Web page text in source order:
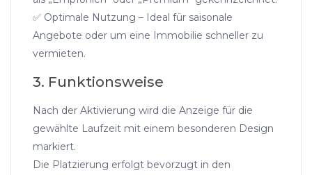
✅ Optimale Nutzung – Ideal für saisonale
Angebote oder um eine Immobilie schneller zu
vermieten.
3. Funktionsweise
Nach der Aktivierung wird die Anzeige für die
gewählte Laufzeit mit einem besonderen Design
markiert.
Die Platzierung erfolgt bevorzugt in den